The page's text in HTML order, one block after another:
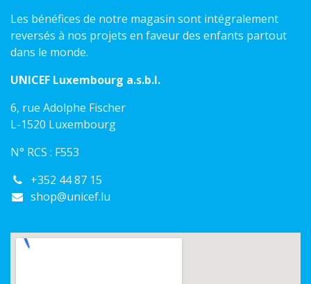
Les bénéfices de notre magasin sont intégralement
reversés à nos projets en faveur des enfants partout
dans le monde.
UNICEF Luxembourg a.s.b.l.
6, rue Adolphe Fischer
L-1520 Luxembourg
N° RCS : F553
+352 44 87 15
shop@unicef.lu